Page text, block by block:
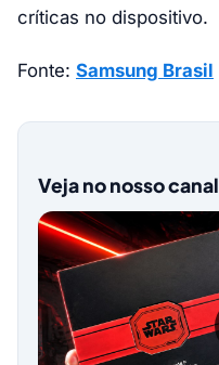
críticas no dispositivo.
Fonte: Samsung Brasil
Veja no nosso canal